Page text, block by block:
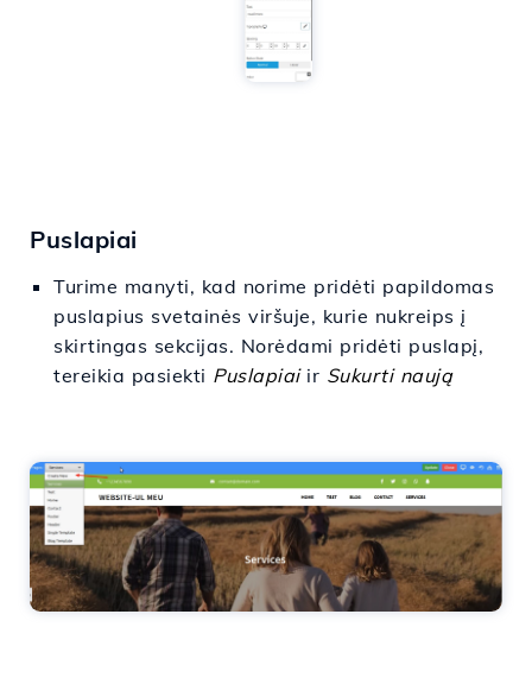
Puslapiai
Turime manyti, kad norime pridėti papildomas
puslapius svetainės viršuje, kurie nukreips į
skirtingas sekcijas. Norėdami pridėti puslapį,
tereikia pasiekti Puslapiai ir Sukurti naują